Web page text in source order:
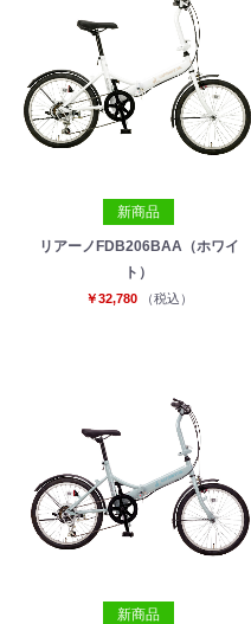
新商品
リアーノFDB206BAA（ホワイ
ト）
￥32,780 （税込）
新商品